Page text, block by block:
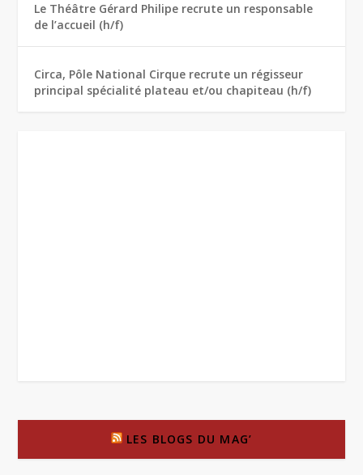
Le Théâtre Gérard Philipe recrute un responsable
de l’accueil (h/f)
Circa, Pôle National Cirque recrute un régisseur
principal spécialité plateau et/ou chapiteau (h/f)
LES BLOGS DU MAG’